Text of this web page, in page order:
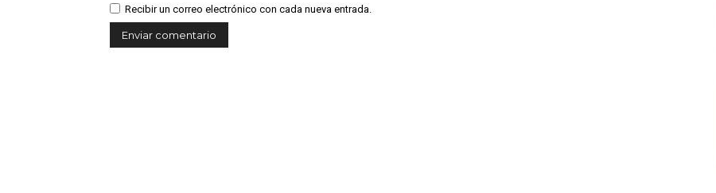
Recibir un correo electrónico con cada nueva entrada.